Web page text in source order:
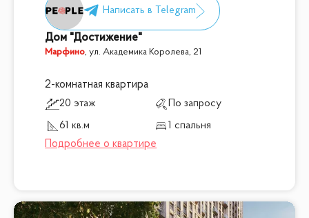
Дом "Достижение"
Марфино,ул. Академика Королева, 21
2-комнатная квартира
20 этаж
По запросу
61 кв.м
1 спальня